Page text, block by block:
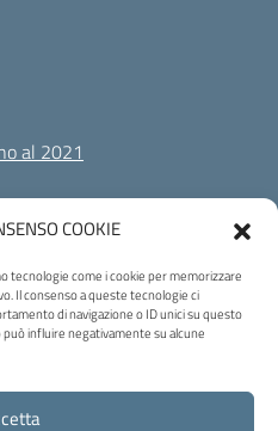
COOKIE
tecnologie come i cookie per memorizzare
Il consenso a queste tecnologie ci
di navigazione o ID unici su questo
influire negativamente su alcune
al 2021
PolicyNote legali
UF46DH - Via C. Marchesi, 73 -
-